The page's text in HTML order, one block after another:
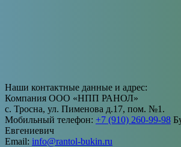
Наши контактные данные и адрес:
Компания ООО «НПП РАНОЛ»
с. Тросна, ул. Пименова д.17, пом. №1.
Мобильный телефон: +7 (910) 260-99-98
Евгениевич
Email: info@rantol-bukin.ru